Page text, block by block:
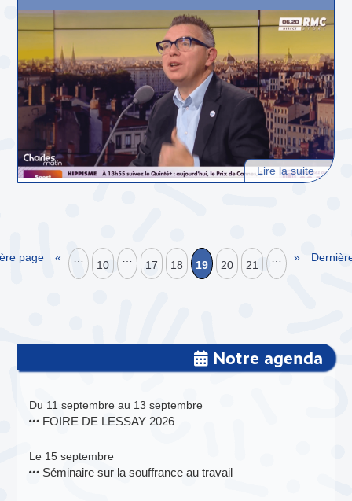
Lire la suite
page «
10 17 18 19 20 21
»
Notre agenda
Du 11 septembre au 13 septembre
FOIRE DE LESSAY 2026
Le 15 septembre
Séminaire sur la souffrance au travail